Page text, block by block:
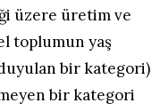
üzere üretim ve
toplumun yaş
duyulan bir kategori)
bir kategori